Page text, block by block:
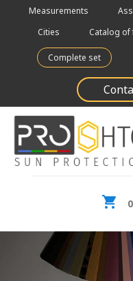
Measurements
Cities
Catalog of
Complete set
0